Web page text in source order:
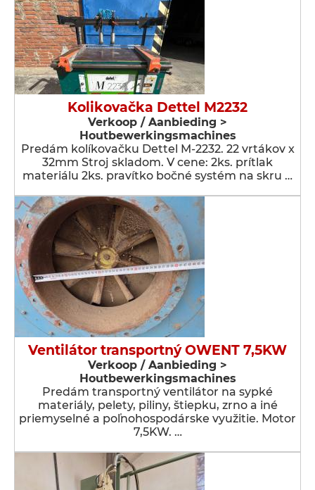
Kolikovačka Dettel M2232
Verkoop / Aanbieding >
Houtbewerkingsmachines
Predám kolíkovačku Dettel M-2232. 22 vrtákov x
32mm Stroj skladom. V cene: 2ks. prítlak
materiálu 2ks. pravítko bočné systém na skru …
Ventilátor transportný OWENT 7,5KW
Verkoop / Aanbieding >
Houtbewerkingsmachines
Predám transportný ventilátor na sypké
materiály, pelety, piliny, štiepku, zrno a iné
priemyselné a poľnohospodárske využitie. Motor
7,5KW. …